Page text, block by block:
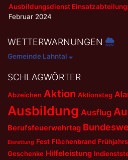
Ausbildungsdienst
Februar 2024
WETTERWARNUNGEN
Gemeinde Lahntal
SCHLAGWÖRTER
Abzeichen Aktion Aktionstag
Ausbildung Ausflug
Berufsfeuerwehrtag
Eisrettung Fest Flächenbrand
Geschenke Hilfeleistung